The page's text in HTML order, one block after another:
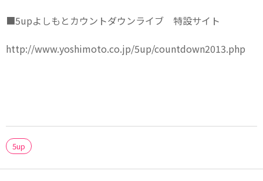
■5upよしもとカウントダウンライブ 特設サイト
http://www.yoshimoto.co.jp/5up/countdown2013.php
5up